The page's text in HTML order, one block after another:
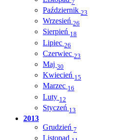
7
Październik 23
Wrzesień 26
Sierpień 18
Lipiec 26
Czerwiec 23
Maj 30
Kwiecień 15
Marzec 16
Luty 12
Styczeń 13
2013
Grudzień 7
Listopad